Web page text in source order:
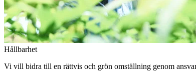
Hållbarhet
Vi vill bidra till en rättvis och grön omställning genom